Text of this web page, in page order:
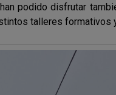
podido disfrutar
talleres formativos